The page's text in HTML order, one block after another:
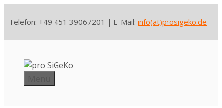
Inhalt
Telefon: +49 451 39067201 | E-Mail: info(at)prosigeko.de